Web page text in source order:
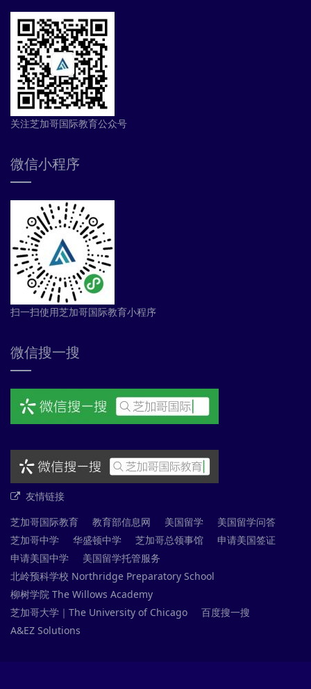
关注芝加哥国际教育公众号
微信小程序
扫一扫使用芝加哥国际教育小程序
微信搜一搜
友情链接
芝加哥国际教育
教育部信息网 美国留学
美国留学问答
芝加哥中学
华盛顿中学 芝加哥总领事馆
申请美国签证
申请美国中学
美国留学托管服务
北岭预科学校 Northridge Preparatory School
柳树学院 The Willows Academy
芝加哥大学｜The University of Chicago
百度搜一搜
A&EZ Solutions